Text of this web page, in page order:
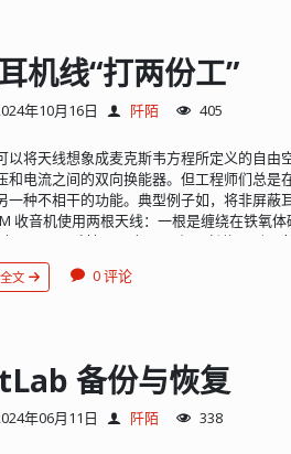
Client）订阅。 这样就通过了 CoAP
以通过灵活设计服务器上的资源链接，来实
）。 比如订阅主题是: coap://server/
称值，若反色序：棕、黄、黑、黑、棕，其
标称值。 常用电阻阻值表 电阻标准由 IEC（
和 EN60115-2。电子元器件厂商为了便
不至太多，采用了统一的标准组成的元件的
器。其中以 E24 和 E96 两个系列为最常用
），它指明了电阻的基准值（有效数字）
R=(10n)
的值是 E24，E96 等标准中的数值 24 和 96
准值，E96 有 96 个基准值。有了这些基准
机线“打两份工”
年10月16日 阡陌 405
以将天线想象成麦克斯韦方程所定义的自由
和电流之间的双向换能器。但工程师们总是
一种不相干的功能。典型例子如，将非屏蔽
收音机使用两根天线：一根是缠绕在铁氧
550-1600 千赫 (kHz)）；一根是长约一到两
。随着无线电变得越来越小、越便携，有些
内置扬声器。 这样做也实现了一个简单取消
小时；其内置的 FM 无线电使用必备的耳机
右声道由耳机放大器驱动，将信号传递到左
。同样的导线也可以起到 FM 天线的作用，
号有一个接地回路。图 2 中所示的电路是围
文 0 评论
备份与恢复
年06月11日 阡陌 338